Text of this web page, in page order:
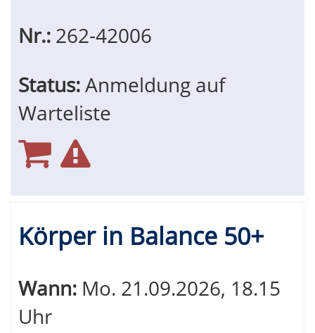
Nr.: 262-42006
Status:Anmeldung auf
Warteliste
Körper in Balance 50+
Wann: Mo. 21.09.2026, 18.15
Uhr